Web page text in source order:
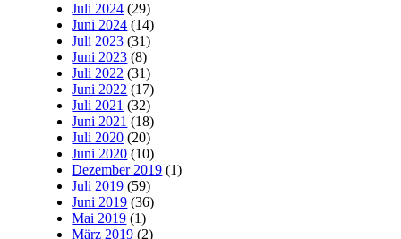
Juli 2024 (29)
Juni 2024 (14)
Juli 2023 (31)
Juni 2023 (8)
Juli 2022 (31)
Juni 2022 (17)
Juli 2021 (32)
Juni 2021 (18)
Juli 2020 (20)
Juni 2020 (10)
Dezember 2019 (1)
Juli 2019 (59)
Juni 2019 (36)
Mai 2019 (1)
März 2019 (2)